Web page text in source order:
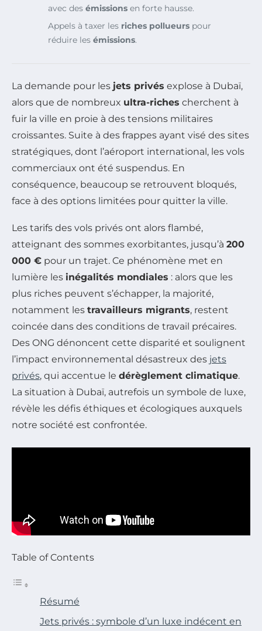
avec des émissions en forte hausse.
Appels à taxer les riches pollueurs pour
réduire les émissions.
La demande pour les jets privés explose à Dubaï,
alors que de nombreux ultra-riches cherchent à
fuir la ville en proie à des tensions militaires
croissantes. Suite à des frappes ayant visé des sites
stratégiques, dont l’aéroport international, les vols
commerciaux ont été suspendus. En
conséquence, beaucoup se retrouvent bloqués,
face à des options limitées pour quitter la ville.
Les tarifs des vols privés ont alors flambé,
atteignant des sommes exorbitantes, jusqu’à 200
000 € pour un trajet. Ce phénomène met en
lumière les inégalités mondiales : alors que les
plus riches peuvent s’échapper, la majorité,
notamment les travailleurs migrants, restent
coincée dans des conditions de travail précaires.
Des ONG dénoncent cette disparité et soulignent
l’impact environnemental désastreux des jets
privés, qui accentue le dérèglement climatique.
La situation à Dubaï, autrefois un symbole de luxe,
révèle les défis éthiques et écologiques auxquels
notre société est confrontée.
Table of Contents
Résumé
Jets privés : symbole d’un luxe indécent en